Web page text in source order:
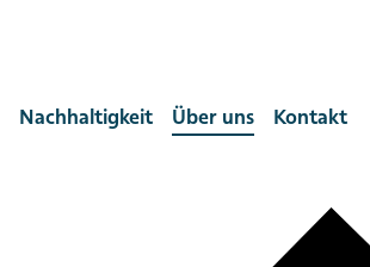
Nachhaltigkeit Über uns Kontakt